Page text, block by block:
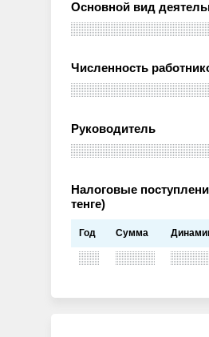
Основной вид
Численность
Руководитель
Налоговые
тенге)
Год Сумма